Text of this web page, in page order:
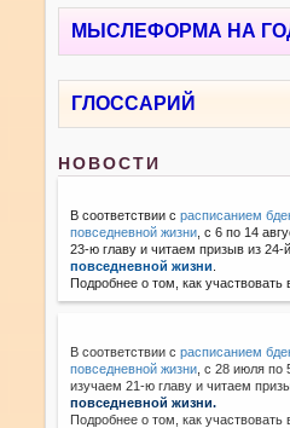
МЫСЛЕФОРМА НА
ГЛОССАРИЙ
НОВОСТИ
В соответствии срасписанием
повседневной жизни , с 6 по 14
23-ю главу и читаем призыв из 24-
повседневной жизни
Подробнее о том, как
В соответствии с расписанием
повседневной жизни с 28 июля по
изучаем 21-ю главу и читаем
повседневной жизни.
Подробнее о том, как